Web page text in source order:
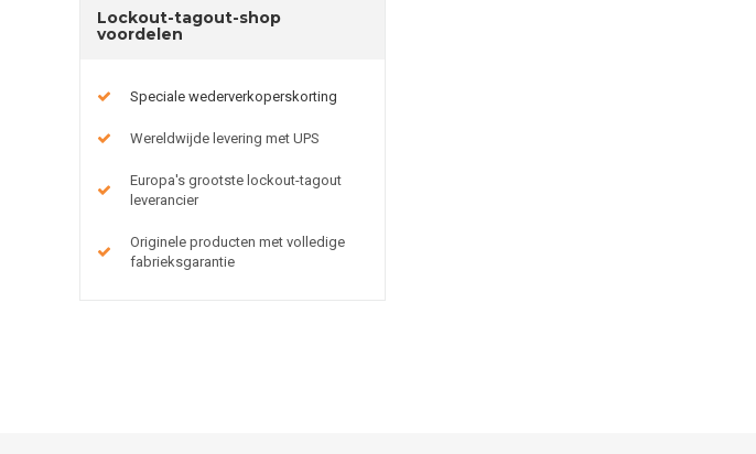
Lockout-tagout-shop
voordelen
Speciale wederverkoperskorting
Wereldwijde levering met UPS
Europa's grootste lockout-tagout
leverancier
Originele producten met volledige
fabrieksgarantie